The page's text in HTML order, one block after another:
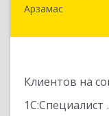
Арзамас
Клиентов на
1С:Специалист
607227,